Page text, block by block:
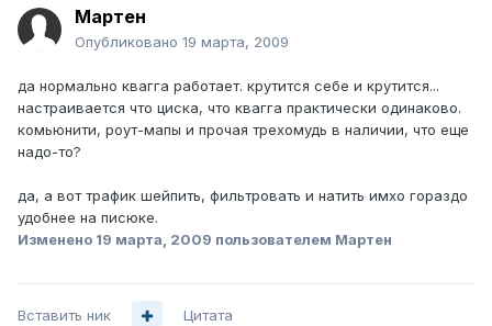
Мартен
Опубликовано 19 марта, 2009
да нормально квагга работает. крутится себе и крутится...
настраивается что циска, что квагга практически одинаково.
комьюнити, роут-мапы и прочая трехомудь в наличии, что еще
надо-то?
да, а вот трафик шейпить, фильтровать и натить имхо гораздо
удобнее на писюке.
Изменено 19 марта, 2009 пользователем Мартен
Вставить ник Цитата